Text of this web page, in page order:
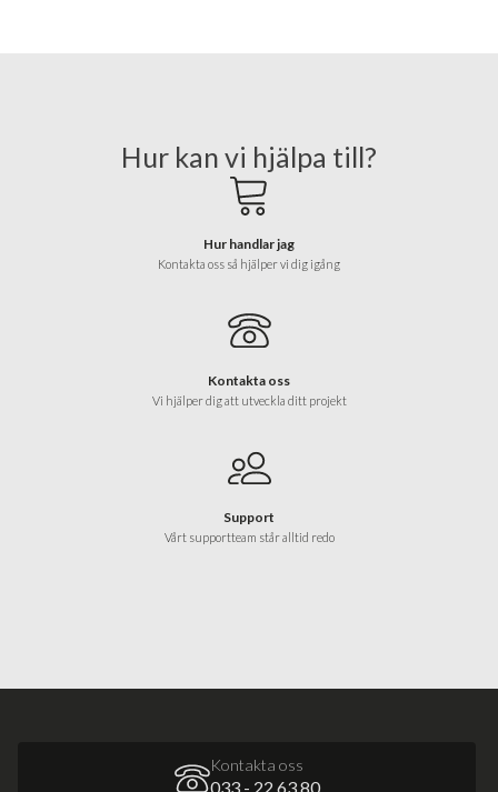
Hur kan vi hjälpa till?
Hur handlar jag
Kontakta oss så hjälper vi dig igång
Kontakta oss
Vi hjälper dig att utveckla ditt projekt
Support
Vårt supportteam står alltid redo
Kontakta oss
033 - 22 63 80